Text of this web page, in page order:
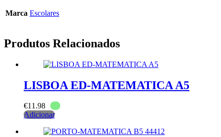
Marca Escolares
Produtos Relacionados
LISBOA ED-MATEMATICA A5
€11.98
Adicionar